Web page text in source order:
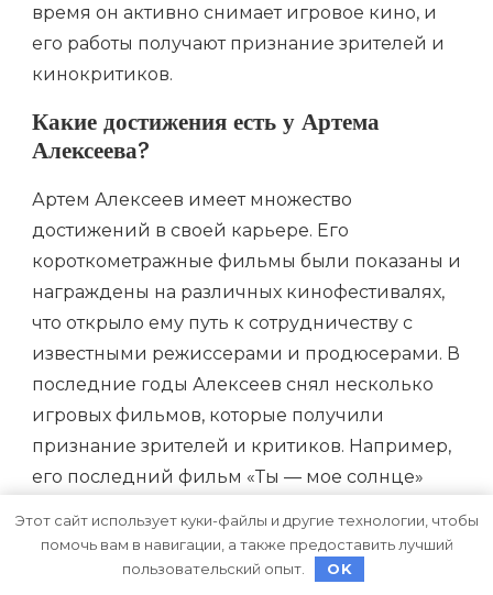
время он активно снимает игровое кино, и
его работы получают признание зрителей и
кинокритиков.
Какие достижения есть у Артема
Алексеева?
Артем Алексеев имеет множество
достижений в своей карьере. Его
короткометражные фильмы были показаны и
награждены на различных кинофестивалях,
что открыло ему путь к сотрудничеству с
известными режиссерами и продюсерами. В
последние годы Алексеев снял несколько
игровых фильмов, которые получили
признание зрителей и критиков. Например,
его последний фильм «Ты — мое солнце»
кинофестивале и был номинирован на
несколько премий в категории «Лучший
Этот сайт использует куки-файлы и другие технологии, чтобы
помочь вам в навигации, а также предоставить лучший
пользовательский опыт.
OK